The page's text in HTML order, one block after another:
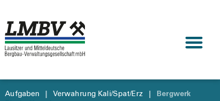
Aufgaben Verwahrung Kali/Spat/Erz
Bergwerk